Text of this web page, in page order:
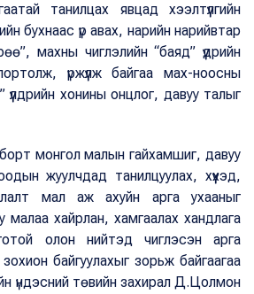
танилцах явцад хээлтүүлгийн
бухнаас үр авах, нарийн нарийвтар
махны чиглэлийн “баяд” үүдрийн
үржүүлж байгаа мах-ноосны
үүлдрийн хонины онцлог, давуу талыг
монгол малын гайхамшиг, давуу
жуулчдад танилцуулах, хүүхэд,
мал аж ахуйн арга ухааныг
малаа хайрлан, хамгаалах хандлага
олон нийтэд чиглэсэн арга
байгуулахыг зорьж байгаагаа
үндэсний төвийн захирал Д.Цолмон